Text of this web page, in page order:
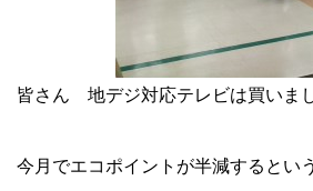
皆さん 地デジ対応テレビは買いま
今月でエコポイントが半減するとい